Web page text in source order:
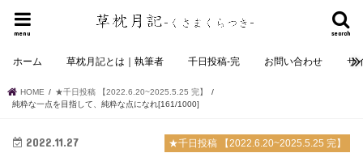
search
menu
ホーム 草枕月記とは｜執筆者 千日投稿-完 お問い合わせ サ
HOME
★千日投稿 【2022.6.20~2025.5.25 完】
純粋な一点を目指して、純粋な点になれ[161/1000]
★千日投稿 【2022.6.20~2025.5.25 完】
2022.11.27